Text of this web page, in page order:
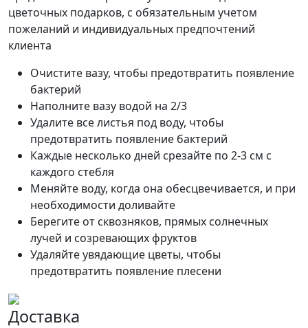
цветочных подарков, с обязательным учетом
пожеланий и индивидуальных предпочтений
клиента
Очистите вазу, чтобы предотвратить появление
бактерий
Наполните вазу водой на 2/3
Удалите все листья под воду, чтобы
предотвратить появление бактерий
Каждые несколько дней срезайте по 2-3 см с
каждого стебля
Меняйте воду, когда она обесцвечивается, и при
необходимости доливайте
Берегите от сквозняков, прямых солнечных
лучей и созревающих фруктов
Удаляйте увядающие цветы, чтобы
предотвратить появление плесени
Доставка